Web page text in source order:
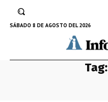
SÁBADO 8 DE AGOSTO DEL 2026
Tag: